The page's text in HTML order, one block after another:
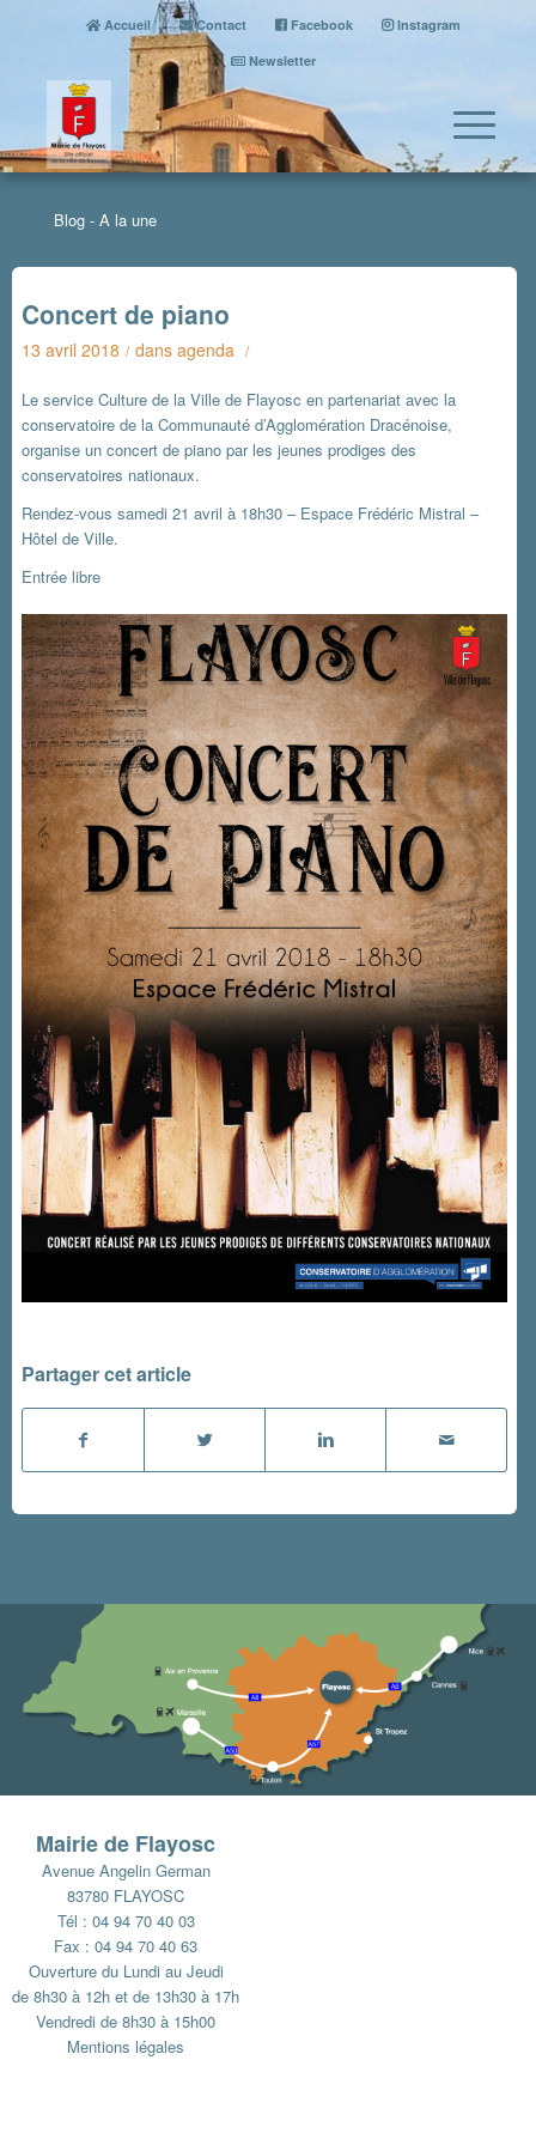
Accueil Contact Facebook
Instagram
Newsletter
Blog - A la une
Concert de piano
13 avril 2018 / dansagenda /
Le service Culture de la Ville de Flayosc en partenariat avec la
conservatoire de la Communauté d’Agglomération Dracénoise,
organise un concert de piano par les jeunes prodiges des
conservatoires nationaux.
Rendez-vous samedi 21 avril à 18h30 – Espace Frédéric Mistral –
Hôtel de Ville.
Entrée libre
Partager cet article
Mairie de Flayosc
Avenue Angelin German
83780 FLAYOSC
Tél : 04 94 70 40 03
Fax : 04 94 70 40 63
Ouverture du Lundi au Jeudi
de 8h30 à 12h et de 13h30 à 17h
Vendredi de 8h30 à 15h00
Mentions légales